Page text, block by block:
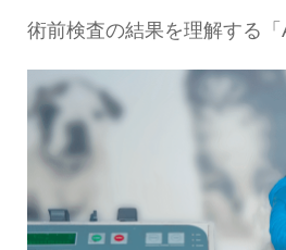
術前検査の結果を理解する